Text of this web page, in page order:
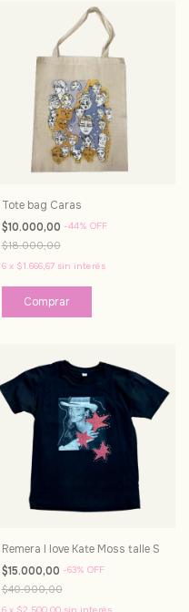
Tote bag Caras
$10.000,00 -44% OFF
$18.000,00
6 x $1.666,67 sin interés
Remera I love Kate Moss talle S
$15.000,00 -63% OFF
$40.000,00
6 x $2.500,00 sin interés